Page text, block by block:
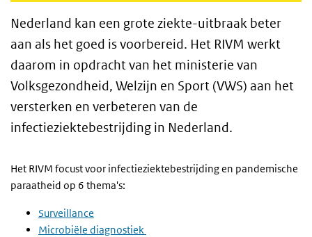
Nederland kan een grote ziekte-uitbraak beter
aan als het goed is voorbereid. Het RIVM werkt
daarom in opdracht van het ministerie van
Volksgezondheid, Welzijn en Sport (VWS) aan het
versterken en verbeteren van de
infectieziektebestrijding in Nederland.
Het RIVM focust voor infectieziektebestrijding en pandemische
paraatheid op 6 thema's:
Surveillance
Microbiële diagnostiek